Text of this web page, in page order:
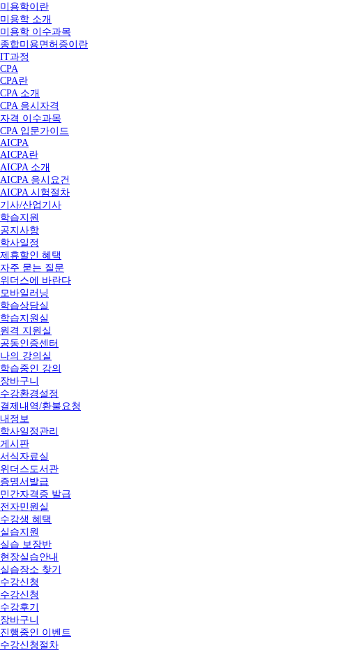
미용학이란
미용학 소개
미용학 이수과목
종합미용면허증이란
IT과정
CPA
CPA란
CPA 소개
CPA 응시자격
자격 이수과목
CPA 입문가이드
AICPA
AICPA란
AICPA 소개
AICPA 응시요건
AICPA 시험절차
기사/산업기사
학습지원
공지사항
학사일정
제휴할인 혜택
자주 묻는 질문
위더스에 바란다
모바일러닝
학습상담실
학습지원실
원격 지원실
공동인증센터
나의 강의실
학습중인 강의
장바구니
수강환경설정
결제내역/환불요청
내정보
학사일정관리
게시판
서식자료실
위더스도서관
증명서발급
민간자격증 발급
전자민원실
수강생 혜택
실습지원
실습 보장반
현장실습안내
실습장소 찾기
수강신청
수강신청
수강후기
장바구니
진행중인 이벤트
수강신청절차